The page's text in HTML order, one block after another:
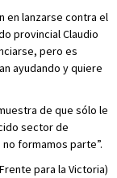
en lanzarse contra el
provincial Claudio
pero es
ayudando y quiere
de que sólo le
sector de
formamos parte”.
para la Victoria)